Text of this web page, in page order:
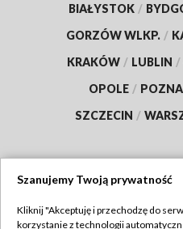
BIAŁYSTOK /
GORZÓW WLKP. /
KRAKÓW / LUBLIN /
OPOLE /
SZCZECIN /
Szanujemy Twoją prywatność
Kliknij "Akceptuję i przechodzę do
korzystanie z technologii